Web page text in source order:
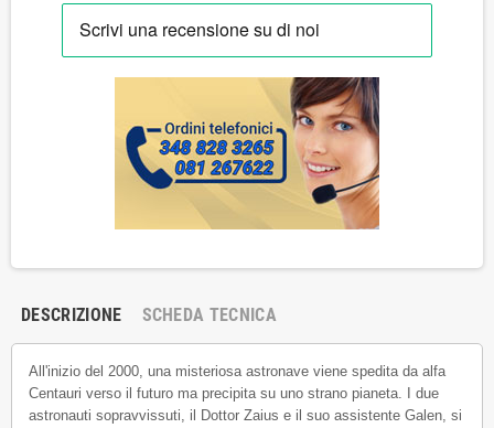
DESCRIZIONE SCHEDA TECNICA
All'inizio del 2000, una misteriosa astronave viene spedita da alfa
Centauri verso il futuro ma precipita su uno strano pianeta. I due
astronauti sopravvissuti, il Dottor Zaius e il suo assistente Galen, si